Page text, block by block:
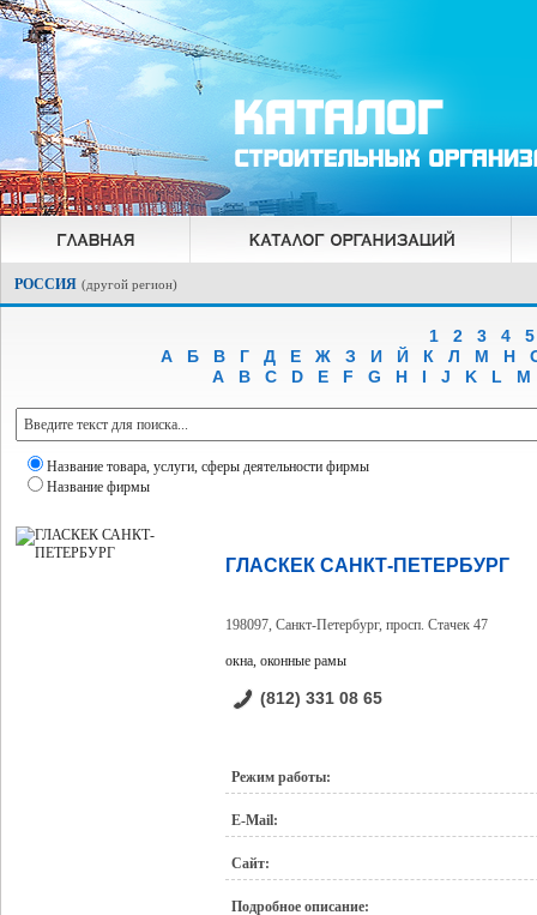
РОССИЯ (другой регион)
1 2 3 4
5
А
Б В Г Д Е Ж З И Й К Л М Н
A
B C D E F G H I J K L M
Название товара, услуги, сферы деятельности фирмы
Название фирмы
ГЛАСКЕК САНКТ-ПЕТЕРБУРГ
198097, Санкт-Петербург, просп. Стачек 47
окна, оконные рамы
(812) 331 08 65
Режим работы:
E-Mail:
Сайт:
Подробное описание: